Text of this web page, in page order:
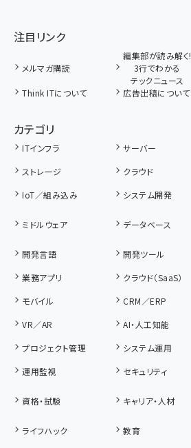
注目リンク
メルマガ購読
編集部が読み解く!
3行でわかる
テックニュース
Think ITについて 広告出稿について
カテゴリ
ITインフラ サーバー
ストレージ
クラウド
IoT／組み込み
システム開発
ミドルウェア データベース
開発言語
開発ツール
業務アプリ
クラウド（SaaS）
モバイル
CRM／ERP
VR／AR
AI・人工知能
プロジェクト管理
システム運用
運用監視
セキュリティ
資格・試験 キャリア・人材
ライフハック
教育